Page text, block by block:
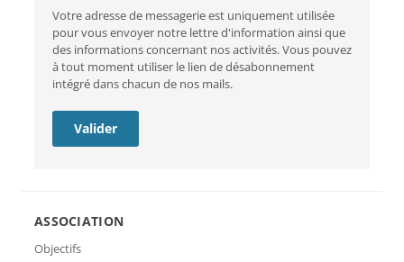
mail
Votre adresse de messagerie est uniquement utilisée
pour vous envoyer notre lettre d'information ainsi que
des informations concernant nos activités. Vous pouvez
à tout moment utiliser le lien de désabonnement
intégré dans chacun de nos mails.
ASSOCIATION
Objectifs